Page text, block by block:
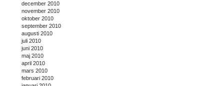
december 2010
november 2010
oktober 2010
september 2010
augusti 2010
juli 2010
juni 2010
maj 2010
april 2010
mars 2010
februari 2010